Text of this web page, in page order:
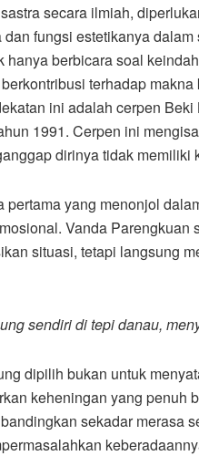
secara ilmiah,
fungsi estetikanya
hanya berbicara soal
terhadap
ini adalah cerpen
1991. Cerpen ini
dirinya tidak
pertama yang menonjol
Vanda
situasi, tetapi langsung
sendiri di tepi danau,
dipilih bukan untuk
keheningan yang penuh
sekadar merasa